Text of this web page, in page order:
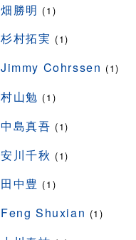
畑勝明 (1)
杉村拓実 (1)
Jimmy Cohrssen (1)
村山勉 (1)
中島真吾 (1)
安川千秋 (1)
田中豊 (1)
Feng Shuxian (1)